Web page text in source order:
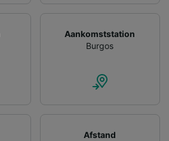
Aankomststation
Burgos
Afstand